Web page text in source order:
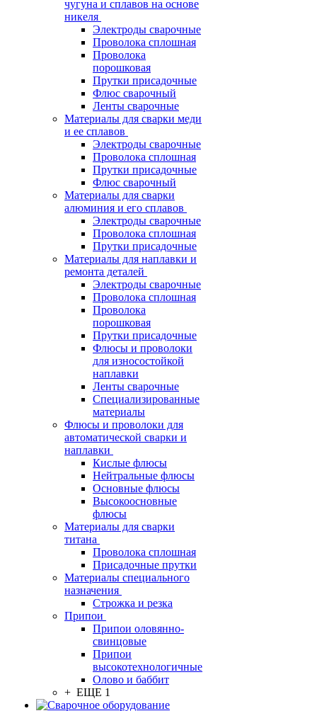
чугуна и сплавов на основе
никеля
Электроды сварочные
Проволока сплошная
Проволока
порошковая
Прутки присадочные
Флюс сварочный
Ленты сварочные
Материалы для сварки меди
и ее сплавов
Электроды сварочные
Проволока сплошная
Прутки присадочные
Флюс сварочный
Материалы для сварки
алюминия и его сплавов
Электроды сварочные
Проволока сплошная
Прутки присадочные
Материалы для наплавки и
ремонта деталей
Электроды сварочные
Проволока сплошная
Проволока
порошковая
Прутки присадочные
Флюсы и проволоки
для износостойкой
наплавки
Ленты сварочные
Специализированные
материалы
Флюсы и проволоки для
автоматической сварки и
наплавки
Кислые флюсы
Нейтральные флюсы
Основные флюсы
Высокоосновные
флюсы
Материалы для сварки
титана
Проволока сплошная
Присадочные прутки
Материалы специального
назначения
Строжка и резка
Припои
Припои оловянно-
свинцовые
Припои
высокотехнологичные
Олово и баббит
+ ЕЩЕ 1